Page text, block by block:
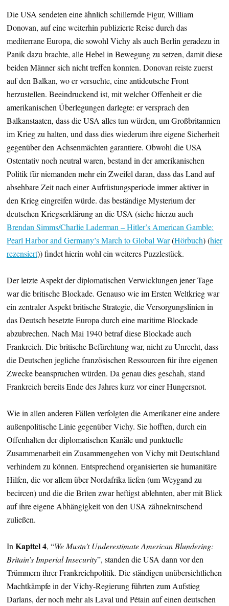
Die USA sendeten eine ähnlich schillernde Figur, William
Donovan, auf eine weiterhin publizierte Reise durch das
mediterrane Europa, die sowohl Vichy als auch Berlin geradezu in
Panik dazu brachte, alle Hebel in Bewegung zu setzen, damit diese
beiden Männer sich nicht treffen konnten. Donovan reiste zuerst
auf den Balkan, wo er versuchte, eine antideutsche Front
herzustellen. Beeindruckend ist, mit welcher Offenheit er die
amerikanischen Überlegungen darlegte: er versprach den
Balkanstaaten, dass die USA alles tun würden, um Großbritannien
im Krieg zu halten, und dass dies wiederum ihre eigene Sicherheit
gegenüber den Achsenmächten garantiere. Obwohl die USA
Ostentativ noch neutral waren, bestand in der amerikanischen
Politik für niemanden mehr ein Zweifel daran, dass das Land auf
absehbare Zeit nach einer Aufrüstungsperiode immer aktiver in
den Krieg eingreifen würde. das beständige Mysterium der
deutschen Kriegserklärung an die USA (siehe hierzu auch
Brendan Simms/Charlie Laderman – Hitler’s American Gamble:
Pearl Harbor and Germany’s March to Global War(Hörbuch) (hier
rezensiert)) findet hierin wohl ein weiteres Puzzlestück.
Der letzte Aspekt der diplomatischen Verwicklungen jener Tage
war die britische Blockade. Genauso wie im Ersten Weltkrieg war
ein zentraler Aspekt britische Strategie, die Versorgungslinien in
das Deutsch besetzte Europa durch eine maritime Blockade
abzubrechen. Nach Mai 1940 betraf diese Blockade auch
Frankreich. Die britische Befürchtung war, nicht zu Unrecht, dass
die Deutschen jegliche französischen Ressourcen für ihre eigenen
Zwecke beanspruchen würden. Da genau dies geschah, stand
Frankreich bereits Ende des Jahres kurz vor einer Hungersnot.
Wie in allen anderen Fällen verfolgten die Amerikaner eine andere
außenpolitische Linie gegenüber Vichy. Sie hofften, durch ein
Offenhalten der diplomatischen Kanäle und punktuelle
Zusammenarbeit ein Zusammengehen von Vichy mit Deutschland
verhindern zu können. Entsprechend organisierten sie humanitäre
Hilfen, die vor allem über Nordafrika liefen (um Weygand zu
becircen) und die die Briten zwar heftigst ablehnten, aber mit Blick
auf ihre eigene Abhängigkeit von den USA zähneknirschend
zuließen.
In Kapitel 4, “We Mustn’t Underestimate American Blundering:
Britain’s Imperial Insecurity”, standen die USA dann vor den
Trümmern ihrer Frankreichpolitik. Die ständigen unübersichtlichen
Machtkämpfe in der Vichy-Regierung führten zum Aufstieg
Darlans, der noch mehr als Laval und Pétain auf einen deutschen